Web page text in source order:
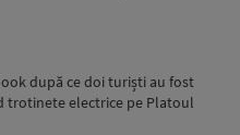
după ce doi turiști au fost
trotinete electrice pe Platoul